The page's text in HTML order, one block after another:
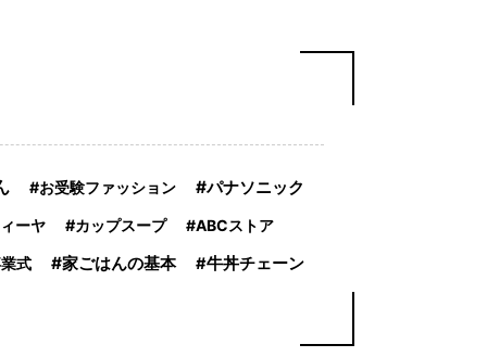
お受験ファッション パナソニック
ーヤ カップスープ ABCストア
式 家ごはんの基本 牛丼チェーン